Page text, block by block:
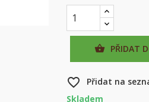
 PŘIDAT
favorite_border
Přidat na
Skladem